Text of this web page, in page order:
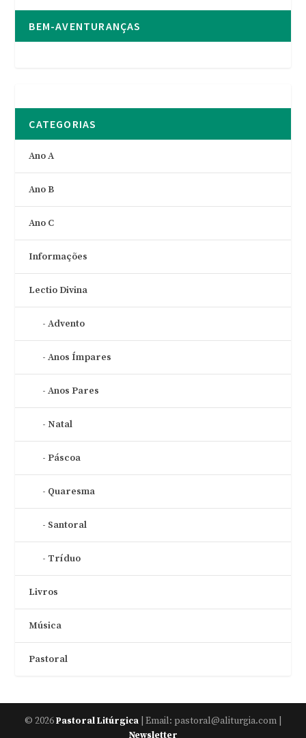
BEM-AVENTURANÇAS
CATEGORIAS
Ano A
Ano B
Ano C
Informações
Lectio Divina
Advento
Anos Ímpares
Anos Pares
Natal
Páscoa
Quaresma
Santoral
Tríduo
Livros
Música
Pastoral
© 2026Pastoral Litúrgica | Email: pastoral@aliturgia.com |
Newsletter